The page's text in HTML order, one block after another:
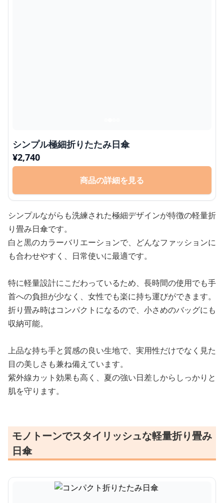
シンプル極細折りたたみ日傘
¥2,740
商品の詳細を見る
シンプルながらも洗練された極細デザインが特徴の軽量折
り畳み日傘です。
白と黒のカラーバリエーションで、どんなファッションに
も合わせやすく、日常使いに最適です。
特に軽量設計にこだわっているため、長時間の使用でも手
首への負担が少なく、女性でも楽に持ち運びができます。
折り畳み時はコンパクトになるので、小さめのバッグにも
収納可能。
上品な持ち手と質感の良い生地で、実用性だけでなく見た
目の美しさも兼ね備えています。
紫外線カット効果も高く、夏の強い日差しからしっかりと
肌を守ります。
モノトーンでスタイリッシュな軽量折り畳み
日傘